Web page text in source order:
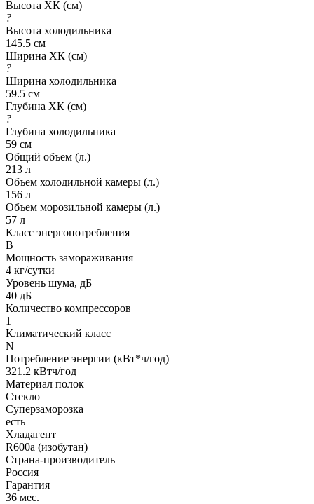
Высота ХК (см)
?
Высота холодильника
145.5 см
Ширина ХК (см)
?
Ширина холодильника
59.5 см
Глубина ХК (см)
?
Глубина холодильника
59 см
Общий объем (л.)
213 л
Объем холодильной камеры (л.)
156 л
Объем морозильной камеры (л.)
57 л
Класс энергопотребления
B
Мощность замораживания
4 кг/сутки
Уровень шума, дБ
40 дБ
Количество компрессоров
1
Климатический класс
N
Потребление энергии (кВт*ч/год)
321.2 кВтч/год
Материал полок
Стекло
Суперзаморозка
есть
Хладагент
R600a (изобутан)
Страна-производитель
Россия
Гарантия
36 мес.